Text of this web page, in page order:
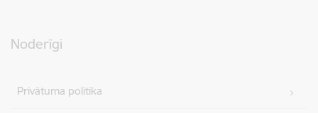
Noderīgi
Privātuma politika